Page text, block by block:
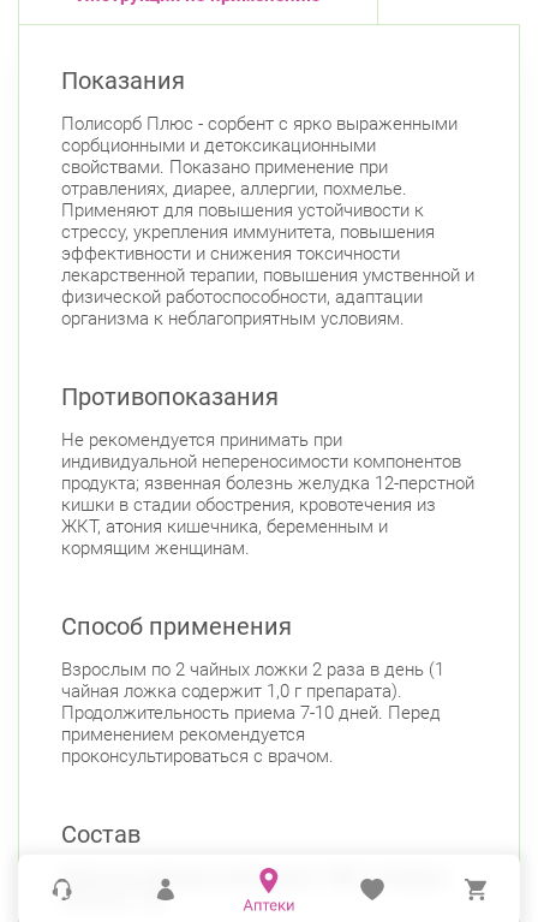
Показания
Полисорб Плюс - сорбент с ярко выраженными
сорбционными и детоксикационными
свойствами. Показано применение при
отравлениях, диарее, аллергии, похмелье.
Применяют для повышения устойчивости к
стрессу, укрепления иммунитета, повышения
эффективности и снижения токсичности
лекарственной терапии, повышения умственной и
физической работоспособности, адаптации
организма к неблагоприятным условиям.
Противопоказания
Не рекомендуется принимать при
индивидуальной непереносимости компонентов
продукта; язвенная болезнь желудка 12-перстной
кишки в стадии обострения, кровотечения из
ЖКТ, атония кишечника, беременным и
кормящим женщинам.
Способ применения
Взрослым по 2 чайных ложки 2 раза в день (1
чайная ложка содержит 1,0 г препарата).
Продолжительность приема 7-10 дней. Перед
применением рекомендуется
проконсультироваться с врачом.
Состав
Диоксид кремния коллоидный - 98%, янтарная
кислота - 2%.